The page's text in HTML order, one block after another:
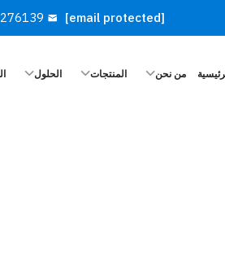
[email protected]
من نحن المنتجات الحلول